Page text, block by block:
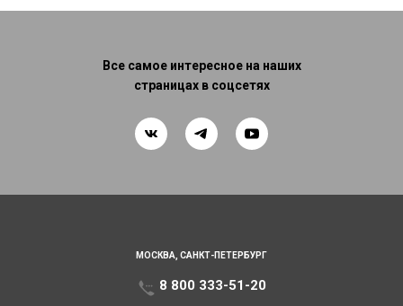
Все самое интересное на наших
страницах в соцсетях
МОСКВА, САНКТ-ПЕТЕРБУРГ
8 800 333-51-20